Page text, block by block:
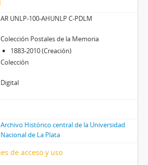
AR UNLP-100-AHUNLP C-PDLM
Colección Postales de la Memoria
1883-2010 (Creación)
Colección
Digital
Archivo Histórico central de la Universidad
Nacional de La Plata
de acceso y uso